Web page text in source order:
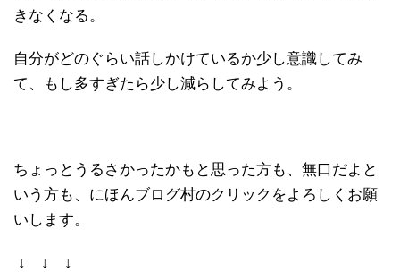
きなくなる。
自分がどのぐらい話しかけているか少し意識してみ
て、もし多すぎたら少し減らしてみよう。
ちょっとうるさかったかもと思った方も、無口だよと
いう方も、にほんブログ村のクリックをよろしくお願
いします。
↓ ↓ ↓